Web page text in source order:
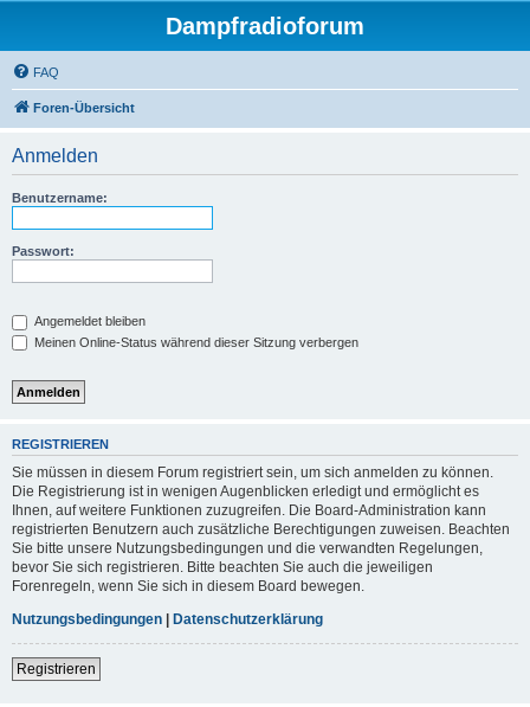
Dampfradioforum
FAQ
Foren-Übersicht
Anmelden
Benutzername:
Passwort:
Angemeldet bleiben
Meinen Online-Status während dieser Sitzung verbergen
REGISTRIEREN
Sie müssen in diesem Forum registriert sein, um sich anmelden zu können.
Die Registrierung ist in wenigen Augenblicken erledigt und ermöglicht es
Ihnen, auf weitere Funktionen zuzugreifen. Die Board-Administration kann
registrierten Benutzern auch zusätzliche Berechtigungen zuweisen. Beachten
Sie bitte unsere Nutzungsbedingungen und die verwandten Regelungen,
bevor Sie sich registrieren. Bitte beachten Sie auch die jeweiligen
Forenregeln, wenn Sie sich in diesem Board bewegen.
Nutzungsbedingungen | Datenschutzerklärung
Registrieren